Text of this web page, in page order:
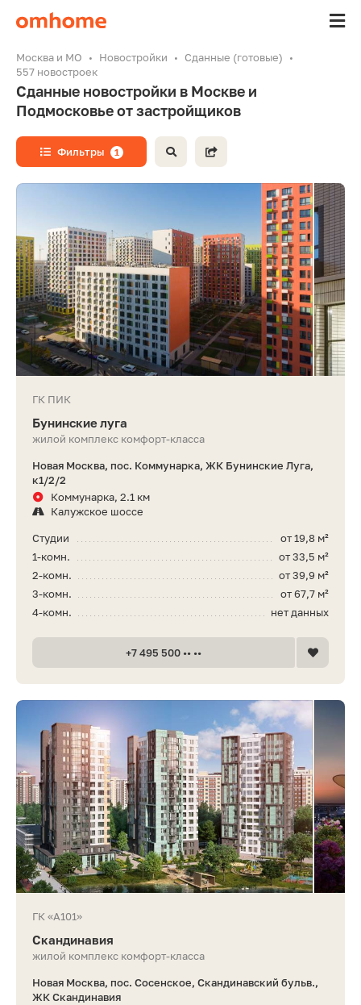
Москва и МО Новостройки
Сданные (готовые)
557 новостроек
Сданные новостройки в Москве и
Подмосковье от застройщиков
Фильтры 1
ГК ПИК
Бунинские луга
жилой комплекс комфорт-класса
Новая Москва, пос. Коммунарка, ЖК Бунинские Луга,
к1/2/2
Коммунарка, 2.1 км
Калужское шоссе
от 19,8 м²
Студии
от 33,5 м²
1-комн.
от 39,9 м²
2-комн.
от 67,7 м²
3-комн.
нет данных
4-комн.
+7 495 500 •• ••
ГК «А101»
Скандинавия
жилой комплекс комфорт-класса
Новая Москва, пос. Сосенское, Скандинавский бульв.,
ЖК Скандинавия